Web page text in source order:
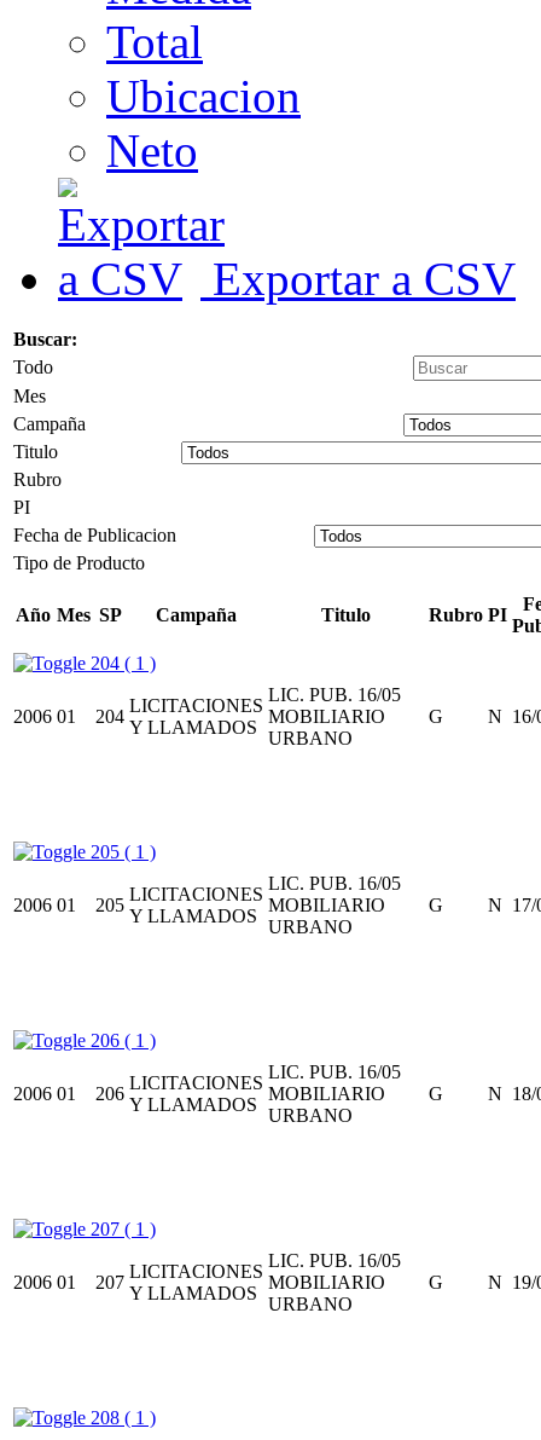
Total
Ubicacion
Neto
Exportar a CSV
Buscar:
Todo
Mes
Campaña
Titulo
Rubro
PI
Fecha de Publicacion
Tipo de Producto
Año Mes SP Campaña Titulo Rubro PI
204 ( 1 )
2006 01 204
LICITACIONES
Y LLAMADOS
LIC. PUB. 16/05
MOBILIARIO
URBANO
G N 16/
205 ( 1 )
2006 01 205
LICITACIONES
Y LLAMADOS
LIC. PUB. 16/05
MOBILIARIO
URBANO
G N 17/
206 ( 1 )
2006 01 206
LICITACIONES
Y LLAMADOS
LIC. PUB. 16/05
MOBILIARIO
URBANO
G N 18/
207 ( 1 )
2006 01 207
LICITACIONES
Y LLAMADOS
LIC. PUB. 16/05
MOBILIARIO
URBANO
G N 19/
208 ( 1 )